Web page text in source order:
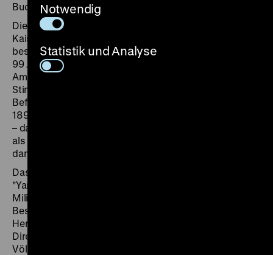
Bucht von Kiautschou/Jiaozhou.
Die Ermordung deutscher Missionare diente der
Kaiserlichen Marine 1897 als Vorwand, die Bucht zu
besetzen. Am 6. März 1898 wurde ein Pachtvertrag auf
99 Jahre unterzeichnet. Während es im Auswärtigen
Amt und selbst in der Kaiserlichen Marine zögerliche
Stimmen gab, war Kaiser Wilhelm II. ein engagierter
Befürworter der Annexion Kiautschous. Bereits im Mai
1898 ließ er einige zuvor erbeutete chinesische Waffen
– darunter auch eine Tigergabel und ein Breitschwert –
als Trophäen an das Berliner Zeughaus überweisen,
damals das zentrale preußische Heeresmuseum.
Das Inventarbuch vermerkt, dass diese Waffen vom
"Yamen", dem Amtssitz des lokalen chinesischen
Militärbefehlshabers stammen, wo sie bis zur
Besetzung durch deutsche Soldaten als
Herrschaftszeichen angebracht waren. Der
Direktorialassistent des Königlichen Museums für
Völkerkunde in Berlin, Friedrich Karl Wilhelm Müller,
Notwendig
Statistik und Analyse